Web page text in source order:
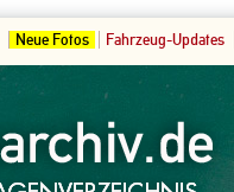
Neue Fotos Fahrzeug-Updates